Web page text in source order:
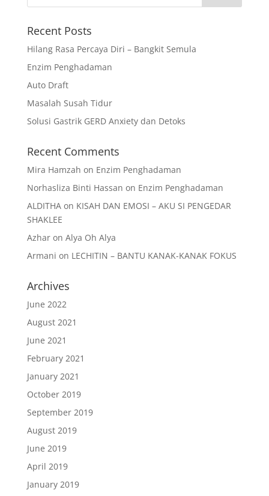
Recent Posts
Hilang Rasa Percaya Diri – Bangkit Semula
Enzim Penghadaman
Auto Draft
Masalah Susah Tidur
Solusi Gastrik GERD Anxiety dan Detoks
Recent Comments
Mira Hamzah on Enzim Penghadaman
Norhasliza Binti Hassan on Enzim Penghadaman
ALDITHAon KISAH DAN EMOSI – AKU SI PENGEDAR
SHAKLEE
Azharon Alya Oh Alya
Armani on LECHITIN – BANTU KANAK-KANAK FOKUS
Archives
June 2022
August 2021
June 2021
February 2021
January 2021
October 2019
September 2019
August 2019
June 2019
April 2019
January 2019